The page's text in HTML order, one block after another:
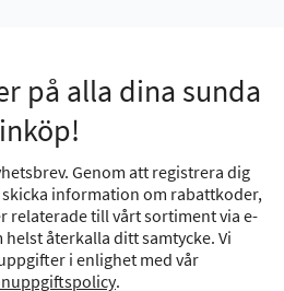
på alla dina sunda
inköp!
Genom att registrera dig
information om rabattkoder,
relaterade till vårt sortiment via e-
helst återkalla ditt samtycke. Vi
i enlighet med vår
.